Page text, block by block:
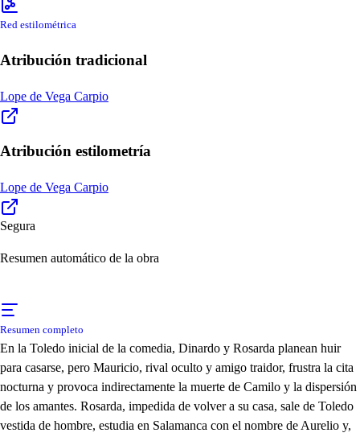
Red estilométrica
Atribución tradicional
Lope de Vega Carpio
Atribución estilometría
Lope de Vega Carpio
Segura
Resumen automático de la obra
Resumen completo
En la Toledo inicial de la comedia, Dinardo y Rosarda planean huir
para casarse, pero Mauricio, rival oculto y amigo traidor, frustra la cita
nocturna y provoca indirectamente la muerte de Camilo y la dispersión
de los amantes. Rosarda, impedida de volver a su casa, sale de Toledo
vestida de hombre, estudia en Salamanca con el nombre de Aurelio y,